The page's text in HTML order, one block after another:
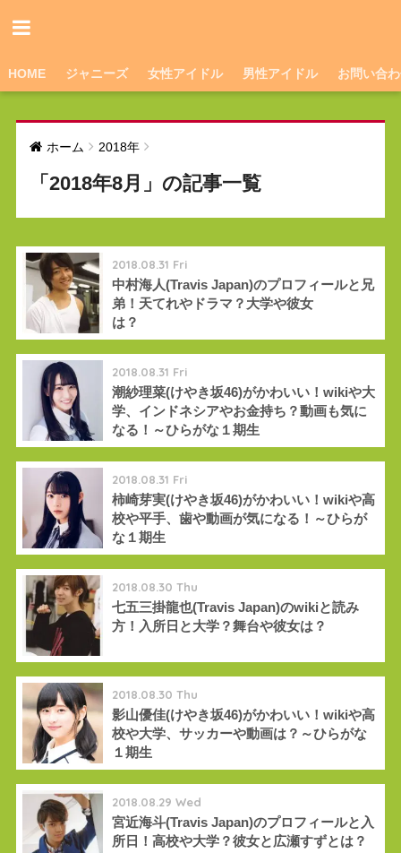
HOME ジャニーズ 女性アイドル 男性アイドル お問い合
ホーム 2018年
「2018年8月」の記事一覧
2018.08.31 Fri
中村海人(Travis Japan)のプロフィールと兄
弟！天てれやドラマ？大学や彼女
は？
2018.08.31 Fri
潮紗理菜(けやき坂46)がかわいい！wikiや大
学、インドネシアやお金持ち？動画も気に
なる！～ひらがな１期生
2018.08.31 Fri
柿崎芽実(けやき坂46)がかわいい！wikiや高
校や平手、歯や動画が気になる！～ひらが
な１期生
2018.08.30 Thu
七五三掛龍也(Travis Japan)のwikiと読み
方！入所日と大学？舞台や彼女は？
2018.08.30 Thu
影山優佳(けやき坂46)がかわいい！wikiや高
校や大学、サッカーや動画は？～ひらがな
１期生
2018.08.29 Wed
宮近海斗(Travis Japan)のプロフィールと入
所日！高校や大学？彼女と広瀬すずとは？